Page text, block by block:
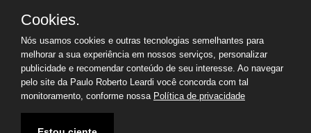
©2026Copyright - Paulo Roberto Leardi | Todos os direitos
reservados
Termos de uso
Cookies.
Nós usamos cookies e outras tecnologias semelhantes para
melhorar a sua experiência em nossos serviços, personalizar
publicidade e recomendar conteúdo de seu interesse. Ao navegar
pelo site da Paulo Roberto Leardi você concorda com tal
monitoramento, conforme nossa Política de privacidade